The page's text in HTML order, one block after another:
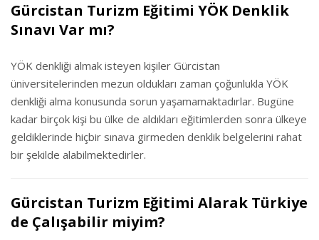
Gürcistan Turizm Eğitimi YÖK Denklik
Sınavı Var mı?
YÖK denkliği almak isteyen kişiler Gürcistan
üniversitelerinden mezun oldukları zaman çoğunlukla YÖK
denkliği alma konusunda sorun yaşamamaktadırlar. Bugüne
kadar birçok kişi bu ülke de aldıkları eğitimlerden sonra ülkeye
geldiklerinde hiçbir sınava girmeden denklik belgelerini rahat
bir şekilde alabilmektedirler.
Gürcistan Turizm Eğitimi Alarak Türkiye
de Çalışabilir miyim?